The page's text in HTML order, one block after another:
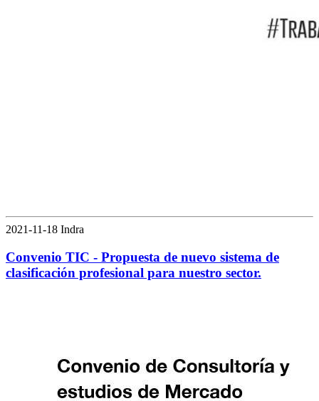
2021-11-18 Indra
Convenio TIC - Propuesta de nuevo sistema de
clasificación profesional para nuestro sector.